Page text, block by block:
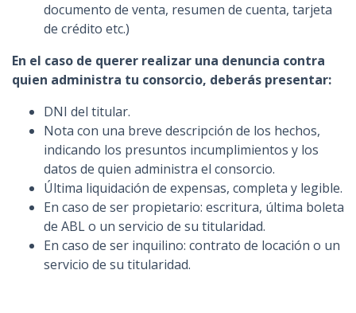
documento de venta, resumen de cuenta, tarjeta
de crédito etc.)
En el caso de querer realizar una denuncia contra
quien administra tu consorcio, deberás presentar:
DNI del titular.
Nota con una breve descripción de los hechos,
indicando los presuntos incumplimientos y los
datos de quien administra el consorcio.
Última liquidación de expensas, completa y legible.
En caso de ser propietario: escritura, última boleta
de ABL o un servicio de su titularidad.
En caso de ser inquilino: contrato de locación o un
servicio de su titularidad.